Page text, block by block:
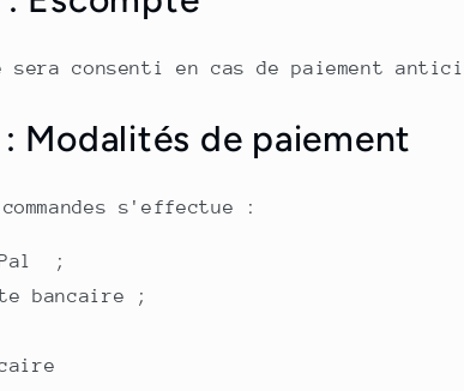
sera consenti en cas de paiement
: Modalités de paiement
s'effectue :
;
bancaire ;